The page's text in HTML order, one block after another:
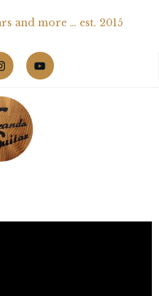
and more … est. 2015